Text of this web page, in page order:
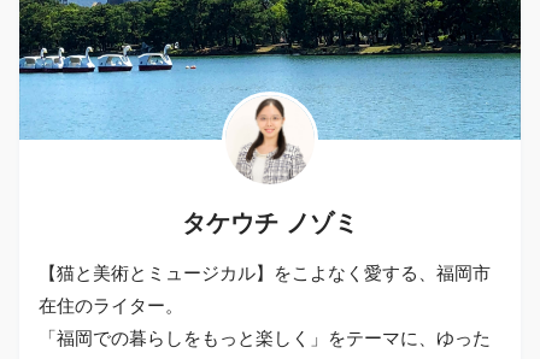
タケウチ ノゾミ
【猫と美術とミュージカル】をこよなく愛する、福岡市
在住のライター。
「福岡での暮らしをもっと楽しく」をテーマに、ゆった